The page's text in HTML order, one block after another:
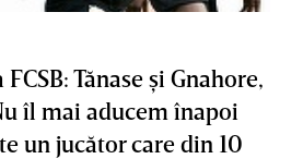
Tănase şi Gnahore,
îl mai aducem înapoi
un jucător care din 10